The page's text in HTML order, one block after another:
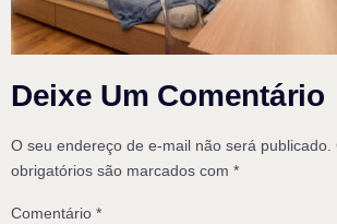
Deixe Um Comentário
O seu endereço de e-mail não será publicado.
obrigatórios são marcados com *
Comentário *